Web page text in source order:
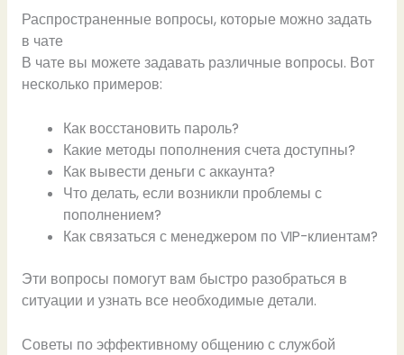
Распространенные вопросы, которые можно задать
в чате
В чате вы можете задавать различные вопросы. Вот
несколько примеров:
Как восстановить пароль?
Какие методы пополнения счета доступны?
Как вывести деньги с аккаунта?
Что делать, если возникли проблемы с
пополнением?
Как связаться с менеджером по VIP-клиентам?
Эти вопросы помогут вам быстро разобраться в
ситуации и узнать все необходимые детали.
Советы по эффективному общению с службой